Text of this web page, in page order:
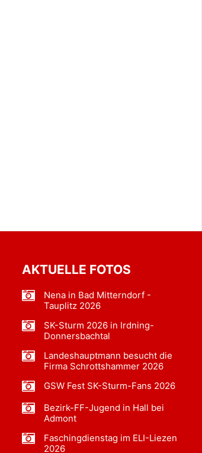
AKTUELLE FOTOS
Nena in Bad Mitterndorf -
Tauplitz 2026
SK-Sturm 2026 in Irdning-
Donnersbachtal
Landeshauptmann besucht die
Firma Schrottshammer 2026
GSW Fest SK-Sturm-Fans 2026
Bezirk-FF-Jugend in Hall bei
Admont
Faschingdienstag im ELI-Liezen
2026